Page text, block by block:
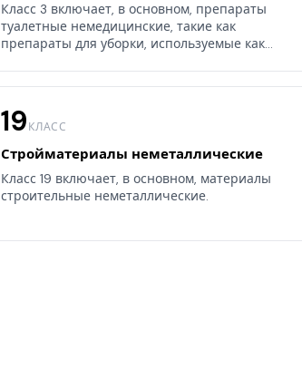
Класс 3 включает, в основном, препараты
туалетные немедицинские, такие как
препараты для уборки, используемые как
19КЛАСС
Стройматериалы неметаллические
Класс 19 включает, в основном, материалы
строительные неметаллические.